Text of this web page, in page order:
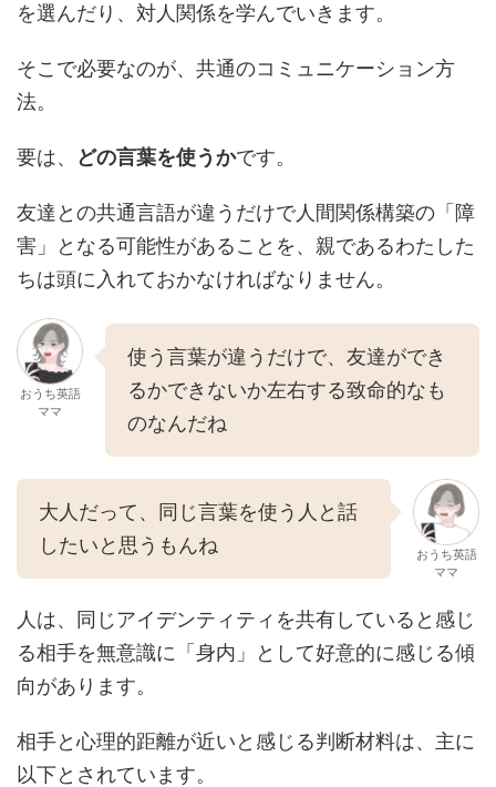
を選んだり、対人関係を学んでいきます。
そこで必要なのが、共通のコミュニケーション方
法。
要は、 どの言葉を使うかです。
友達との共通言語が違うだけで人間関係構築の「障
害」となる可能性があることを、親であるわたした
ちは頭に入れておかなければなりません。
おうち英語
ママ
使う言葉が違うだけで、友達ができ
るかできないか左右する致命的なも
のなんだね
大人だって、同じ言葉を使う人と話
したいと思うもんね
おうち英語
ママ
人は、同じアイデンティティを共有していると感じ
る相手を無意識に「身内」として好意的に感じる傾
向があります。
相手と心理的距離が近いと感じる判断材料は、主に
以下とされています。